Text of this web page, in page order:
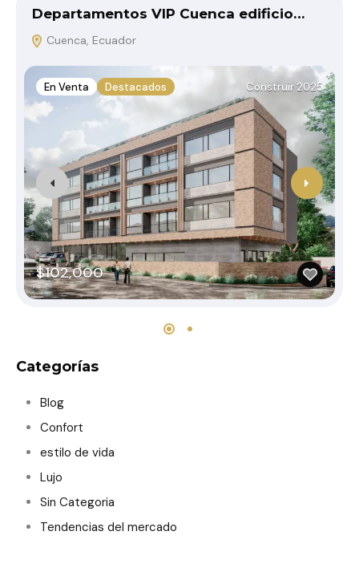
Departamentos VIP Cuenca edificio…
Cuenca, Ecuador
En Venta Destacados Construir 2025
$102,000
Categorías
Blog
Confort
estilo de vida
Lujo
Sin Categoria
Tendencias del mercado